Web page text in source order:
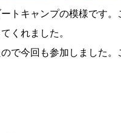
トキャンプの模様です
くれました。
で今回も参加しました